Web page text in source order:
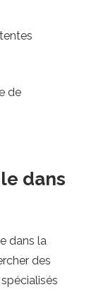
de
dans
dans la
des